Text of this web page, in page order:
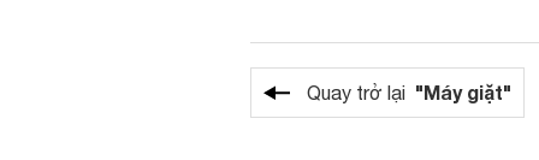
Quay trở lại "Máy giặt"